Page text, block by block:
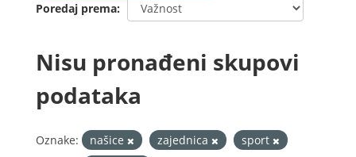
Poredaj prema
Nisu pronađeni skupovi
podataka
Oznake: našice zajednica
sport